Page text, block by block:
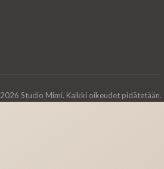
Studio Mimi. Kaikki oikeudet pidätetään.